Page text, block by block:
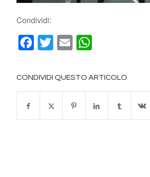
Condividi:
Facebook
Twitter
Email
CONDIVIDI QUESTO ARTICOLO